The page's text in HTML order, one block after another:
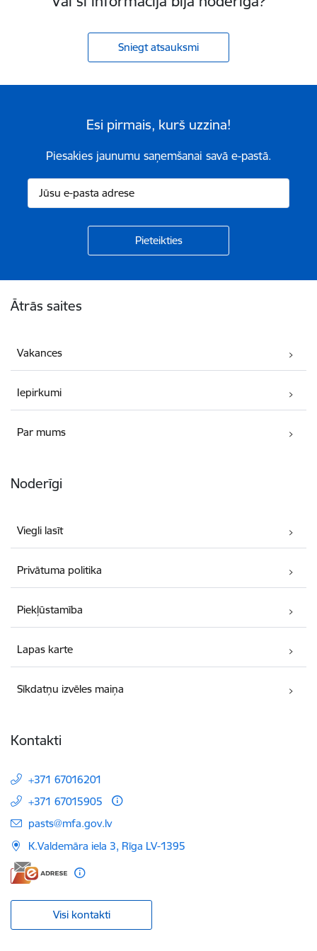
Sniegt atsauksmi
Esi pirmais, kurš uzzina!
Piesakies jaunumu saņemšanai savā e-pastā.
Ātrās saites
Vakances
Iepirkumi
Par mums
Noderīgi
Viegli lasīt
Privātuma politika
Piekļūstamība
Lapas karte
Sīkdatņu izvēles maiņa
Kontakti
+371 67016201
+371 67015905
E-pasts:
pasts@mfa.gov.lv
K.Valdemāra iela 3, Rīga LV-1395
Visi kontakti